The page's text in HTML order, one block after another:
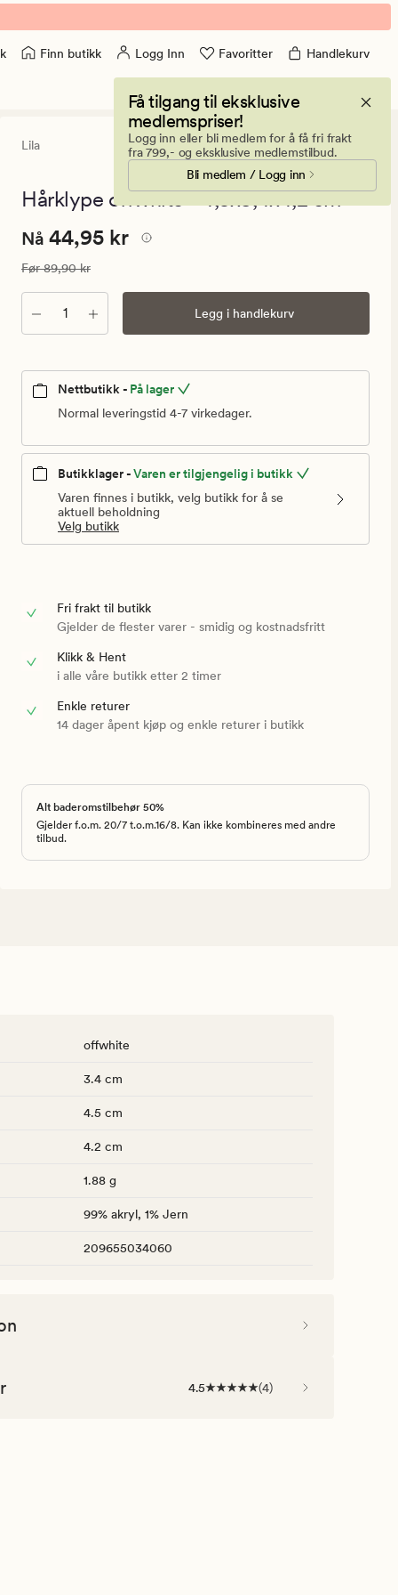
Finn butikk Logg Inn Favoritter Handlekurv
Få tilgang til eksklusive
medlemspriser!
Logg inn eller bli medlem for å få fri frakt
fra 799,- og eksklusive medlemstilbud.
Bli medlem / Logg inn
Lila
4
anmeldelser
en
4.5
Hårklype offwhite - 4,5x3,4x4,2 cm
Nåværende
44,95
kr.
Vanlig
pris
Nåværende pris
Nå 44,95 kr
Vanlig pris 89,90 kr
Før89,90 kr
Antall Legg i handlekurv
Nettbutikk - På lager
Normal leveringstid 4-7 virkedager.
Butikklager -Varen er tilgjengelig i butikk
Varen finnes i butikk, velg butikk for å se
aktuell beholdning
Velg butikk
Fri frakt til butikk
Gjelder de flester varer - smidig og kostnadsfritt
Klikk & Hent
i alle våre butikk etter 2 timer
Enkle returer
14 dager åpent kjøp og enkle returer i butikk
Alt baderomstilbehør 50%
Gjelder f.o.m. 20/7 t.o.m.16/8. Kan ikke kombineres med andre
tilbud.
offwhite
3.4 cm
4.5 cm
4.2 cm
1.88 g
99% akryl, 1% Jern
209655034060
4.5 (4)